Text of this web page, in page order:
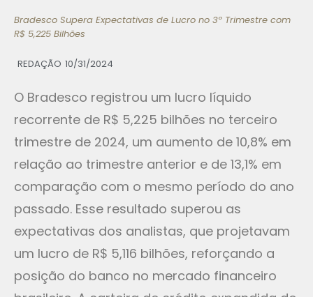
Bradesco Supera Expectativas de Lucro no 3º Trimestre com
R$ 5,225 Bilhões
REDAÇÃO 10/31/2024
O Bradesco registrou um lucro líquido
recorrente de R$ 5,225 bilhões no terceiro
trimestre de 2024, um aumento de 10,8% em
relação ao trimestre anterior e de 13,1% em
comparação com o mesmo período do ano
passado. Esse resultado superou as
expectativas dos analistas, que projetavam
um lucro de R$ 5,116 bilhões, reforçando a
posição do banco no mercado financeiro